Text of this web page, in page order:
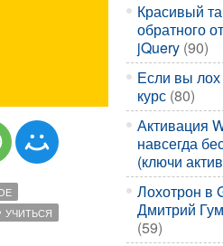
УЧИТЬСЯ
Красивый
обратного
jQuery (90)
Если вы лох
курс (80)
Активация
навсегда
(ключи
Лохотрон в
Дмитрий
(59)